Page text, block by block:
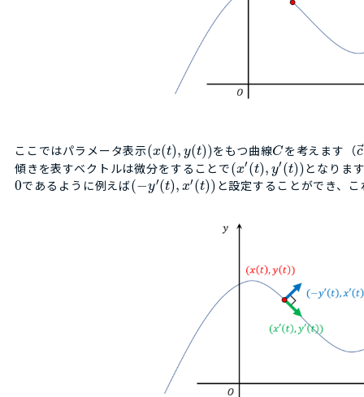
ここではパラメータ表示(x(t), y(t))をもつ曲線Cを考えます（c
傾きを表すベクトルは微分をすることで(x′ (t), y′(t))となりま
0であるように例えば(−y′(t), x′(t)) と設定することができ、